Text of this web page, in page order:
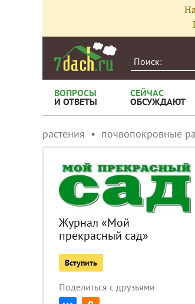
ВОПРОСЫ
И ОТВЕТЫ
СЕЙЧАС
ОБСУЖДАЮТ
растения почвопокровные
Журнал «Мой
прекрасный сад»
Вступить
Поделиться с друзьями